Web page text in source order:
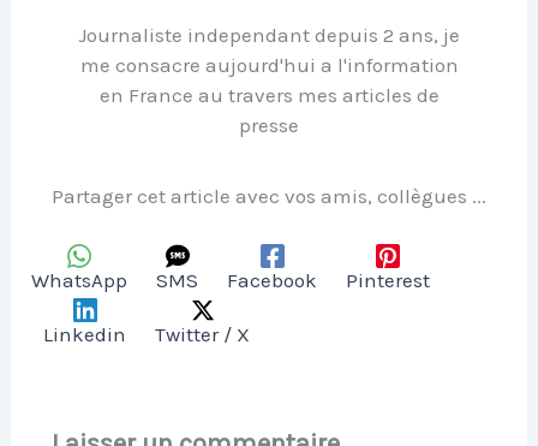
Journaliste independant depuis 2 ans, je
me consacre aujourd'hui a l'information
en France au travers mes articles de
presse
Partager cet article avec vos amis, collègues ...
WhatsApp SMS Facebook Pinterest
Linkedin Twitter / X